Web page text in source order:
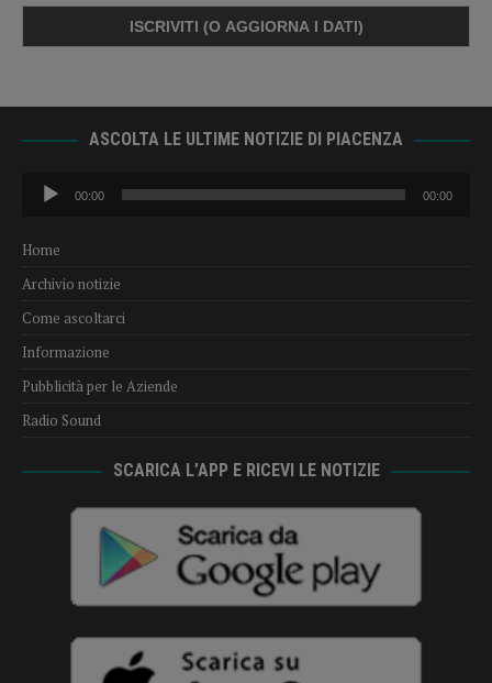
ASCOLTA LE ULTIME NOTIZIE DI PIACENZA
Audio
Player
00:00 00:00
Home
Archivio notizie
Come ascoltarci
Informazione
Pubblicità per le Aziende
Radio Sound
SCARICA L’APP E RICEVI LE NOTIZIE